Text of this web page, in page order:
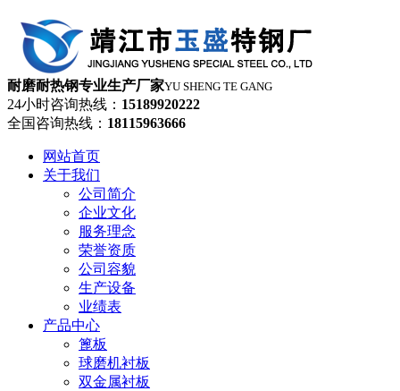
耐磨耐热钢专业生产厂家YU SHENG TE GANG
24小时咨询热线： 15189920222
全国咨询热线： 18115963666
网站首页
关于我们
公司简介
企业文化
服务理念
荣誉资质
公司容貌
生产设备
业绩表
产品中心
篦板
球磨机衬板
双金属衬板